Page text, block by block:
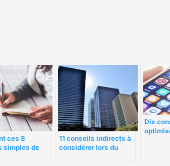
ces 8
simples de
11 conseils indirects à
considérer lors du
Dix